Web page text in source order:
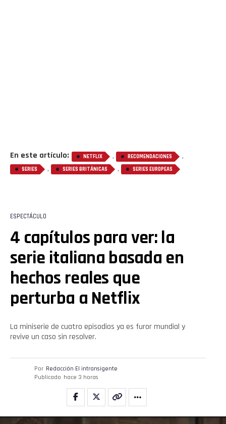
En este artículo: NETFLIX , RECOMENDACIONES ,
SERIES , SERIES BRITÁNICAS , SERIES EUROPEAS
ESPECTÁCULO
4 capítulos para ver: la
serie italiana basada en
hechos reales que
perturba a Netflix
La miniserie de cuatro episodios ya es furor mundial y
revive un caso sin resolver.
Por Redacción El intransigente
Publicado hace 3 horas